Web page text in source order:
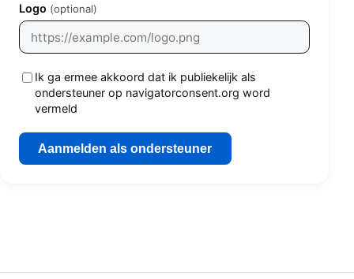
Logo (optional)
Ik ga ermee akkoord dat ik publiekelijk als
ondersteuner op navigatorconsent.org word
vermeld
Aanmelden als ondersteuner